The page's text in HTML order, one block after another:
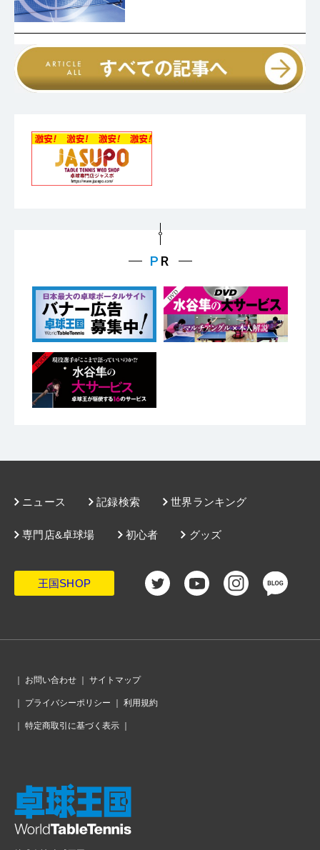
ニュース 記録検索 世界ランキング
グッズ
専門店&卓球場 初心者
王国SHOP
｜ お問い合わせ ｜ サイトマップ
｜ プライバシーポリシー ｜ 利用規約
｜ 特定商取引に基づく表示 ｜